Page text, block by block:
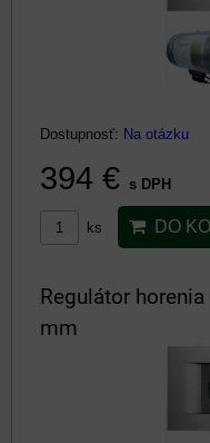
Dostupnosť: Na otázku
394 € s DPH
ks DO
Regulátor
mm